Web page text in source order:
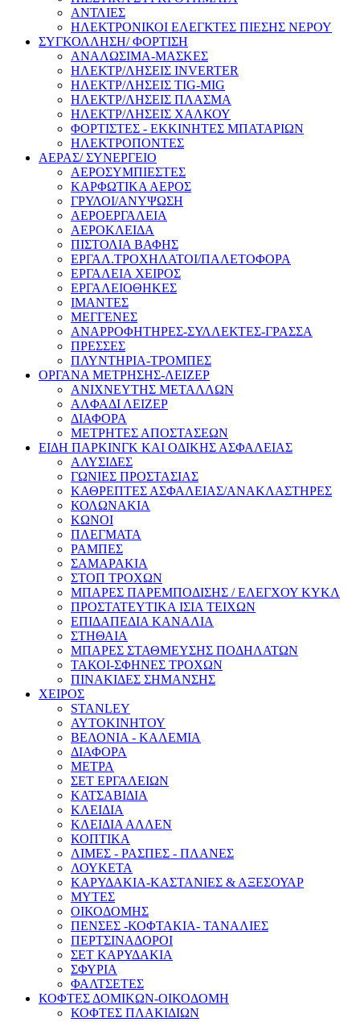
ΑΝΤΛΙΕΣ
ΗΛΕΚΤΡΟΝΙΚΟΙ ΕΛΕΓΚΤΕΣ ΠΙΕΣΗΣ ΝΕΡΟΥ
ΣΥΓΚΟΛΛΗΣΗ/ ΦΟΡΤΙΣΗ
ΑΝΑΛΩΣΙΜΑ-ΜΑΣΚΕΣ
ΗΛΕΚΤΡ/ΛΗΣΕΙΣ INVERTER
ΗΛΕΚΤΡ/ΛΗΣΕΙΣ TIG-MIG
ΗΛΕΚΤΡ/ΛΗΣΕΙΣ ΠΛΑΣΜΑ
ΗΛΕΚΤΡ/ΛΗΣΕΙΣ ΧΑΛΚΟΥ
ΦΟΡΤΙΣΤΕΣ - ΕΚΚΙΝΗΤΕΣ ΜΠΑΤΑΡΙΩΝ
ΗΛΕΚΤΡΟΠΟΝΤΕΣ
ΑΕΡΑΣ/ ΣΥΝΕΡΓΕΙΟ
ΑΕΡΟΣΥΜΠΙΕΣΤΕΣ
ΚΑΡΦΩΤΙΚΑ ΑΕΡΟΣ
ΓΡΥΛΟΙ/ΑΝΥΨΩΣΗ
ΑΕΡΟΕΡΓΑΛΕΙΑ
ΑΕΡΟΚΛΕΙΔΑ
ΠΙΣΤΟΛΙΑ ΒΑΦΗΣ
ΕΡΓΑΛ.ΤΡΟΧΗΛΑΤΟΙ/ΠΑΛΕΤΟΦΟΡΑ
ΕΡΓΑΛΕΙΑ ΧΕΙΡΟΣ
ΕΡΓΑΛΕΙΟΘΗΚΕΣ
ΙΜΑΝΤΕΣ
ΜΕΓΓΕΝΕΣ
ΑΝΑΡΡΟΦΗΤΗΡΕΣ-ΣΥΛΛΕΚΤΕΣ-ΓΡΑΣΣΑ
ΠΡΕΣΣΕΣ
ΠΛΥΝΤΗΡΙΑ-ΤΡΟΜΠΕΣ
ΟΡΓΑΝΑ ΜΕΤΡΗΣΗΣ-ΛΕΙΖΕΡ
ΑΝΙΧΝΕΥΤΗΣ ΜΕΤΑΛΛΩΝ
ΑΛΦΑΔΙ ΛΕΙΖΕΡ
ΔΙΑΦΟΡΑ
ΜΕΤΡΗΤΕΣ ΑΠΟΣΤΑΣΕΩΝ
ΕΙΔΗ ΠΑΡΚΙΝΓΚ ΚΑΙ ΟΔΙΚΗΣ ΑΣΦΑΛΕΙΑΣ
ΑΛΥΣΙΔΕΣ
ΓΩΝΙΕΣ ΠΡΟΣΤΑΣΙΑΣ
ΚΑΘΡΕΠΤΕΣ ΑΣΦΑΛΕΙΑΣ/ΑΝΑΚΛΑΣΤΗΡΕΣ
ΚΟΛΩΝΑΚΙΑ
ΚΩΝΟΙ
ΠΛΕΓΜΑΤΑ
ΡΑΜΠΕΣ
ΣΑΜΑΡΑΚΙΑ
ΣΤΟΠ ΤΡΟΧΩΝ
ΜΠΑΡΕΣ ΠΑΡΕΜΠΟΔΙΣΗΣ / ΕΛΕΓΧΟΥ ΚΥΚΛ
ΠΡΟΣΤΑΤΕΥΤΙΚΑ ΙΣΙΑ ΤΕΙΧΩΝ
ΕΠΙΔΑΠΕΔΙΑ ΚΑΝΑΛΙΑ
ΣΤΗΘΑΙΑ
ΜΠΑΡΕΣ ΣΤΑΘΜΕΥΣΗΣ ΠΟΔΗΛΑΤΩΝ
ΤΑΚΟΙ-ΣΦΗΝΕΣ ΤΡΟΧΩΝ
ΠΙΝΑΚΙΔΕΣ ΣΗΜΑΝΣΗΣ
ΧΕΙΡΟΣ
STANLEY
ΑΥΤΟΚΙΝΗΤΟΥ
ΒΕΛΟΝΙΑ - ΚΑΛΕΜΙΑ
ΔΙΑΦΟΡΑ
ΜΕΤΡΑ
ΣΕΤ ΕΡΓΑΛΕΙΩΝ
ΚΑΤΣΑΒΙΔΙΑ
ΚΛΕΙΔΙΑ
ΚΛΕΙΔΙΑ ΑΛΛΕΝ
ΚΟΠΤΙΚΑ
ΛΙΜΕΣ - ΡΑΣΠΕΣ - ΠΛΑΝΕΣ
ΛΟΥΚΕΤΑ
ΚΑΡΥΔΑΚΙΑ-ΚΑΣΤΑΝΙΕΣ & ΑΞΕΣΟΥΑΡ
ΜΥΤΕΣ
ΟΙΚΟΔΟΜΗΣ
ΠΕΝΣΕΣ -ΚΟΦΤΑΚΙΑ- ΤΑΝΑΛΙΕΣ
ΠΕΡΤΣΙΝΑΔΟΡΟΙ
ΣΕΤ ΚΑΡΥΔΑΚΙΑ
ΣΦΥΡΙΑ
ΦΑΛΤΣΕΤΕΣ
ΚΟΦΤΕΣ ΔΟΜΙΚΩΝ-ΟΙΚΟΔΟΜΗ
ΚΟΦΤΕΣ ΠΛΑΚΙΔΙΩΝ